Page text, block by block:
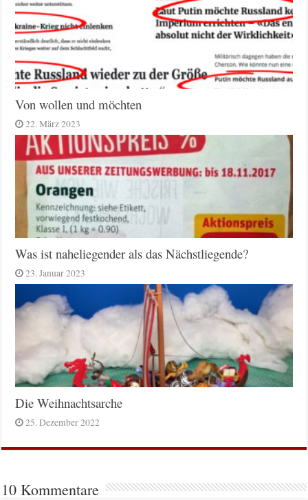
Von wollen und möchten
22. März 2023
Was ist naheliegender als das Nächstliegende?
23. Januar 2023
Die Weihnachtsarche
25. Dezember 2022
10 Kommentare